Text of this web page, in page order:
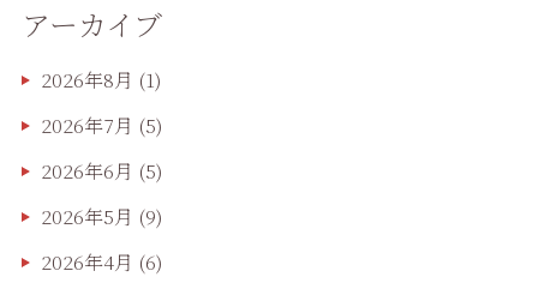
アーカイブ
2026年8月 (1)
2026年7月 (5)
2026年6月 (5)
2026年5月 (9)
2026年4月 (6)